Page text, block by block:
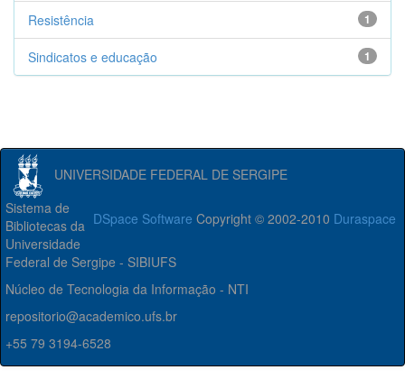
1
Resistência
1
Sindicatos e educação
UNIVERSIDADE FEDERAL DE SERGIPE
DSpace Software Copyright © 2002-2010 Duraspace
Sistema de
Bibliotecas da
Universidade
Federal de Sergipe - SIBIUFS
Núcleo de Tecnologia da Informação - NTI
repositorio@academico.ufs.br
+55 79 3194-6528